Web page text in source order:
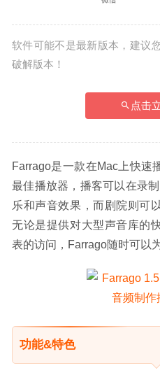
软件可能不是最新版本，建议
破解版本！
点击
Farrago是一款在Mac上快速
最佳播放器，播客可以在录
乐和声音效果，而剧院则可
无论是提供对大型声音库的
表的访问，Farrago随时可以
功能&特色